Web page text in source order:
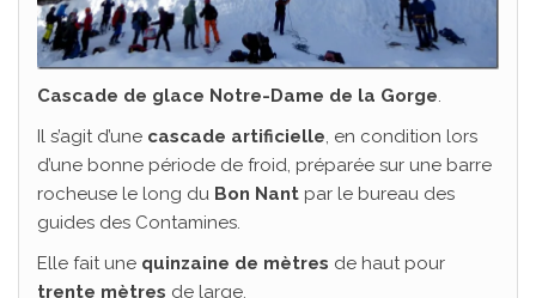
Cascade de glace Notre-Dame de la Gorge.
Il s’agit d’une cascade artificielle, en condition lors
d’une bonne période de froid, préparée sur une barre
rocheuse le long du Bon Nant par le bureau des
guides des Contamines.
Elle fait une quinzaine de mètres de haut pour
trente mètres de large.